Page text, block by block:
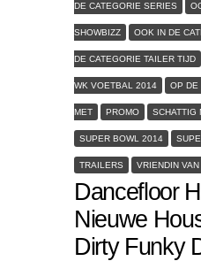
DE CATEGORIE SERIES
SHOWBIZZ OOK IN DE
DE CATEGORIE TAILER TIJD
WK VOETBAL 2014 OP DE
MET PROMO SCHATTIG
SUPER BOWL 2014
TRAILERS VRIENDIN VAN
Dancefloor
Nieuwe
Dirty Funky